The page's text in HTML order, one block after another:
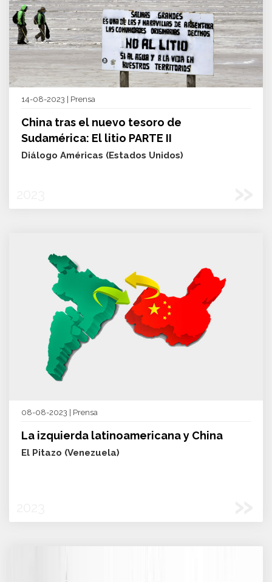
14-08-2023 | Prensa
China tras el nuevo tesoro de
Sudamérica: El litio PARTE II
Diálogo Américas (Estados Unidos)
08-08-2023 | Prensa
La izquierda latinoamericana y China
El Pitazo (Venezuela)